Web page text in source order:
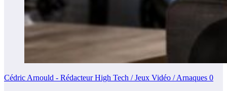
Cédric Arnould - Rédacteur High Tech / Jeux Vidéo / Arnaques 0